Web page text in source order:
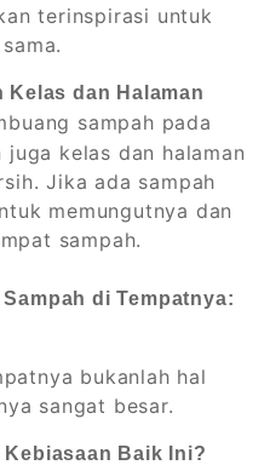
terinspirasi untuk
Kelas dan Halaman
sampah pada
kelas dan halaman
Jika ada sampah
memungutnya dan
sampah.
di Tempatnya:
bukanlah hal
sangat besar.
Kebiasaan Baik Ini?